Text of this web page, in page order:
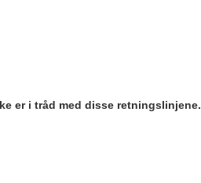
er i tråd med disse retningslinjene.